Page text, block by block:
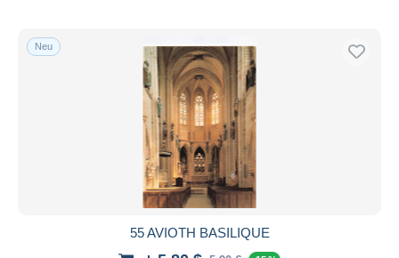
Neu
55 AVIOTH BASILIQUE